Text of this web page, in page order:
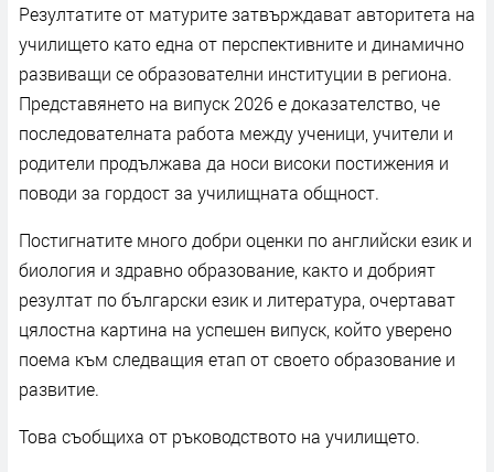
Резултатите от матурите затвърждават авторитета на
училището като една от перспективните и динамично
развиващи се образователни институции в региона.
Представянето на випуск 2026 е доказателство, че
последователната работа между ученици, учители и
родители продължава да носи високи постижения и
поводи за гордост за училищната общност.
Постигнатите много добри оценки по английски език и
биология и здравно образование, както и добрият
резултат по български език и литература, очертават
цялостна картина на успешен випуск, който уверено
поема към следващия етап от своето образование и
развитие.
Това съобщиха от ръководството на училището.